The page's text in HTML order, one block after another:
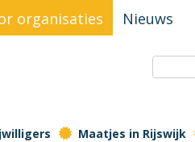
Nieuws
organisaties
Maatjes in Rijswijk